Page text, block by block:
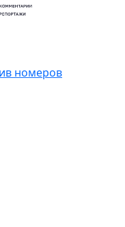
номеров